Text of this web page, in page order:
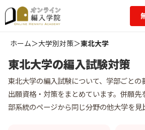
ホーム＞大学別対策＞東北大学
東北大学の編入試験対策
東北大学の編入試験について、学部ごとの
出願資格・対策をまとめています。併願
部系統のページから同じ分野の他大学を見